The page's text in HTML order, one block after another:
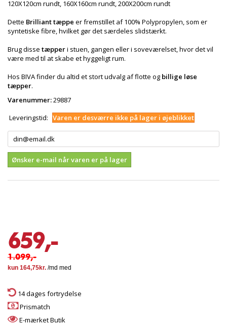
120X120cm rundt, 160X160cm rundt, 200X200cm rundt
Dette Brilliant tæppe er fremstillet af 100% Polypropylen, som er
syntetiske fibre, hvilket gør det særdeles slidstærkt.
Brug disse tæpperi stuen, gangen eller i soveværelset, hvor det vil
være med til at skabe et hyggeligt rum.
Hos BIVA finder du altid et stort udvalg af flotte og billige løse
tæpper.
Varenummer:29887
Leveringstid: Varen er desværre ikke på lager i øjeblikket
Ønsker e-mail når varen er på lager
659,-
1.099,-
14 dages fortrydelse
Prismatch
E-mærket Butik